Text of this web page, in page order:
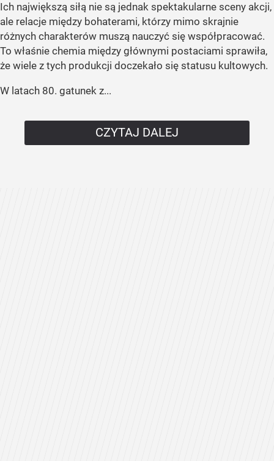
Ich największą siłą nie są jednak spektakularne sceny akcji,
ale relacje między bohaterami, którzy mimo skrajnie
różnych charakterów muszą nauczyć się współpracować.
To właśnie chemia między głównymi postaciami sprawiła,
że wiele z tych produkcji doczekało się statusu kultowych.
W latach 80. gatunek z...
CZYTAJ DALEJ